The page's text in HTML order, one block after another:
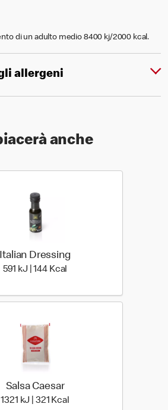
di un adulto medio 8400 kj/2000 kcal.
allergeni
anche
Italian Dressing
591 kJ | 144 Kcal
Salsa Caesar
1321 kJ | 321 Kcal